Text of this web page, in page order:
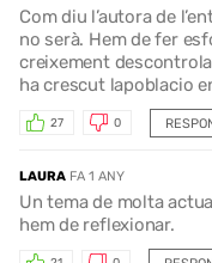
Com diu l’autora de
no serà. Hem de fer
creixement
ha crescut lapoblacio
27 0
LAURA FA 1 ANY
Un tema de molta
hem de reflexionar.